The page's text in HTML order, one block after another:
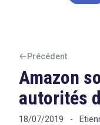
Précédent
Amazon
autorités
18/07/2019 -